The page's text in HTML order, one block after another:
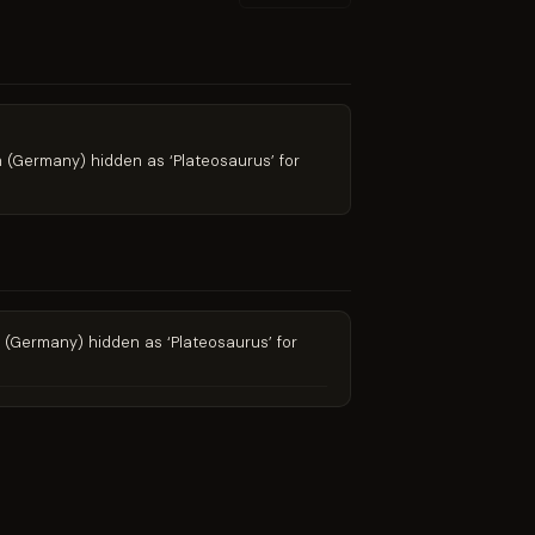
hidden as ‘Plateosaurus’ for
hidden as ‘Plateosaurus’ for